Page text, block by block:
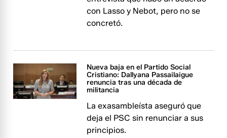
con Lasso y Nebot, pero no se
concretó.
Nueva baja en el Partido Social
Cristiano: Dallyana Passailaigue
renuncia tras una década de
militancia
La exasambleísta aseguró que
deja el PSC sin renunciar a sus
principios.